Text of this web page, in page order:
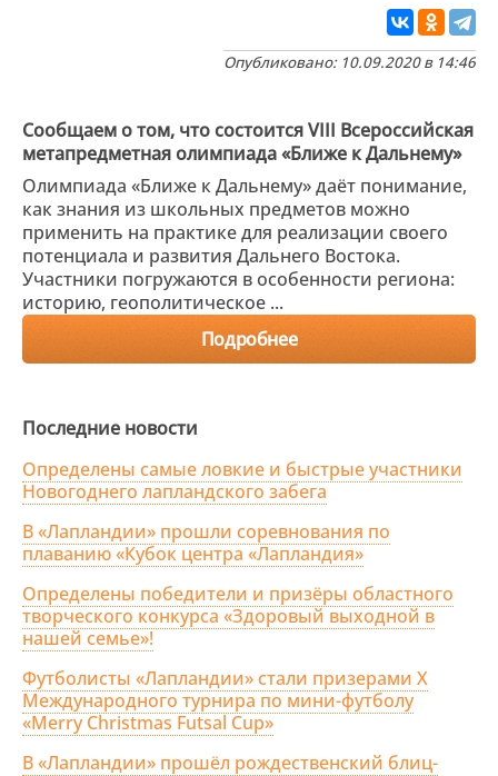
Опубликовано: 10.09.2020 в 14:46
Сообщаем о том, что состоится VIII Всероссийская
метапредметная олимпиада «Ближе к Дальнему»
Олимпиада «Ближе к Дальнему» даёт понимание,
как знания из школьных предметов можно
применить на практике для реализации своего
потенциала и развития Дальнего Востока.
Участники погружаются в особенности региона:
историю, геополитическое ...
Подробнее
Последние новости
Определены самые ловкие и быстрые участники
Новогоднего лапландского забега
В «Лапландии» прошли соревнования по
плаванию «Кубок центра «Лапландия»
Определены победители и призёры областного
творческого конкурса «Здоровый выходной в
нашей семье»!
Футболисты «Лапландии» стали призерами X
Международного турнира по мини-футболу
«Merry Christmas Futsal Cup»
В «Лапландии» прошёл рождественский блиц-